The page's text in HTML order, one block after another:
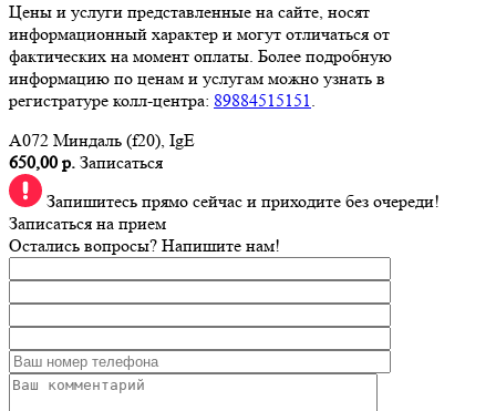
Цены и услуги представленные на сайте, носят
информационный характер и могут отличаться от
фактических на момент оплаты. Более подробную
информацию по ценам и услугам можно узнать в
регистратуре колл-центра: 89884515151.
A072 Миндаль (f20), IgE
650,00 р. Записаться
Запишитесь прямо сейчас и приходите без очереди!
Записаться на прием
Остались вопросы? Напишите нам!